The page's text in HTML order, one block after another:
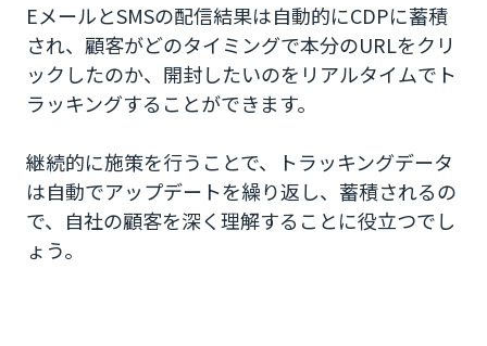
EメールとSMSの配信結果は自動的にCDPに蓄積
され、顧客がどのタイミングで本分のURLをクリ
ックしたのか、開封したいのをリアルタイムでト
ラッキングすることができます。
継続的に施策を行うことで、トラッキングデータ
は自動でアップデートを繰り返し、蓄積されるの
で、自社の顧客を深く理解することに役立つでし
ょう。